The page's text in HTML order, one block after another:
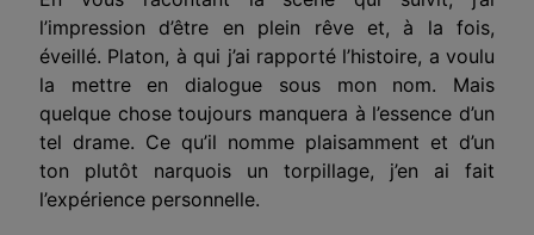
l’impression d’être en plein rêve et, à la fois,
éveillé. Platon, à qui j’ai rapporté l’histoire, a voulu
la mettre en dialogue sous mon nom. Mais
quelque chose toujours manquera à l’essence d’un
tel drame. Ce qu’il nomme plaisamment et d’un
ton plutôt narquois un torpillage, j’en ai fait
l’expérience personnelle.